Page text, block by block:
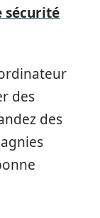
sécurité
des
des